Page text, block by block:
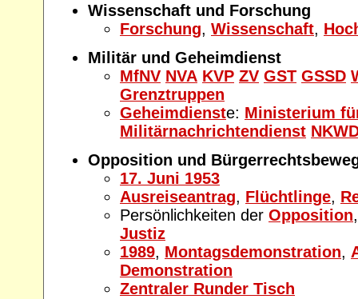
Wissenschaft und Forschung
Forschung, Wissenschaft,
Militär und Geheimdienst
MfNV NVA KVP ZV GST GSSD
Grenztruppen
Geheimdienste: Ministerium
Militärnachrichtendienst
Opposition und
17. Juni 1953
Ausreiseantrag, Flüchtlinge,
Persönlichkeiten der Opposition
Justiz
1989, Montagsdemonstration,
Demonstration
Zentraler Runder Tisch